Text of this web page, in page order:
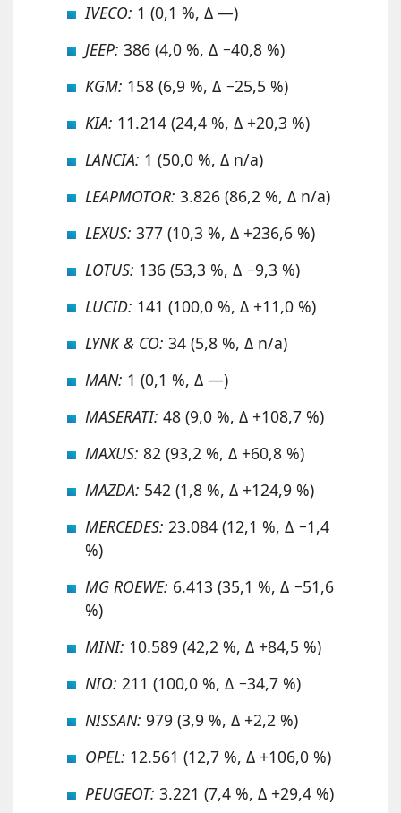
IVECO: 1 (0,1 %, Δ —)
JEEP: 386 (4,0 %, Δ −40,8 %)
KGM: 158 (6,9 %, Δ −25,5 %)
KIA: 11.214 (24,4 %, Δ +20,3 %)
LANCIA: 1 (50,0 %, Δ n/a)
LEAPMOTOR: 3.826 (86,2 %, Δ n/a)
LEXUS: 377 (10,3 %, Δ +236,6 %)
LOTUS: 136 (53,3 %, Δ −9,3 %)
LUCID: 141 (100,0 %, Δ +11,0 %)
LYNK & CO: 34 (5,8 %, Δ n/a)
MAN: 1 (0,1 %, Δ —)
MASERATI: 48 (9,0 %, Δ +108,7 %)
MAXUS: 82 (93,2 %, Δ +60,8 %)
MAZDA: 542 (1,8 %, Δ +124,9 %)
MERCEDES: 23.084 (12,1 %, Δ −1,4
%)
MG ROEWE: 6.413 (35,1 %, Δ −51,6
%)
MINI: 10.589 (42,2 %, Δ +84,5 %)
NIO: 211 (100,0 %, Δ −34,7 %)
NISSAN: 979 (3,9 %, Δ +2,2 %)
OPEL: 12.561 (12,7 %, Δ +106,0 %)
PEUGEOT: 3.221 (7,4 %, Δ +29,4 %)